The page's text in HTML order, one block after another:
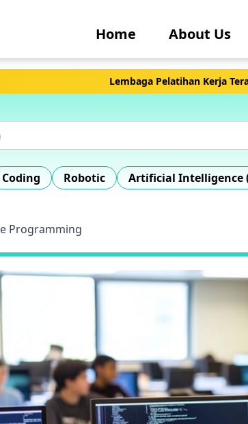
Home About Us
Lembaga Pelatihan Kerja
Coding Robotic Artificial Intelligence
Programming